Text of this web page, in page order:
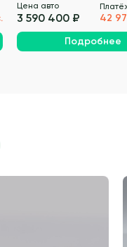
Цена авто
3 590 400 ₽
42
Подробнее